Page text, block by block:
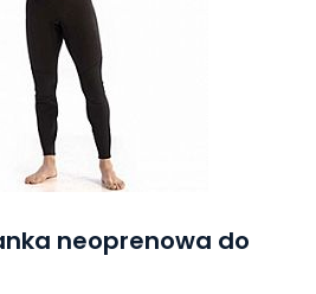
neoprenowa do